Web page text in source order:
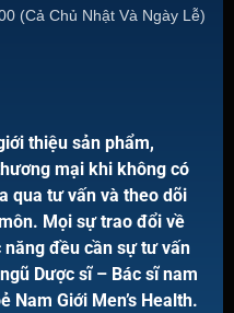
(Cả Chủ Nhật Và Ngày Lễ)
thiệu sản phẩm,
mại khi không có
qua tư vấn và theo dõi
Mọi sự trao đổi về
đều cần sự tư vấn
Dược sĩ – Bác sĩ nam
Nam Giới Men’s Health.